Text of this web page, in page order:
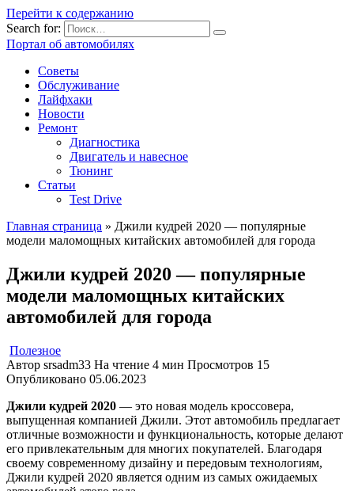
Перейти к содержанию
Search for:
Портал об автомобилях
Советы
Обслуживание
Лайфхаки
Новости
Ремонт
Диагностика
Двигатель и навесное
Тюнинг
Статьи
Test Drive
Главная страница » Джили кудрей 2020 — популярные
модели маломощных китайских автомобилей для города
Джили кудрей 2020 — популярные
модели маломощных китайских
автомобилей для города
Полезное
Автор srsadm33 На чтение 4 мин Просмотров 15
Опубликовано 05.06.2023
Джили кудрей 2020 — это новая модель кроссовера,
выпущенная компанией Джили. Этот автомобиль предлагает
отличные возможности и функциональность, которые делают
его привлекательным для многих покупателей. Благодаря
своему современному дизайну и передовым технологиям,
Джили кудрей 2020 является одним из самых ожидаемых